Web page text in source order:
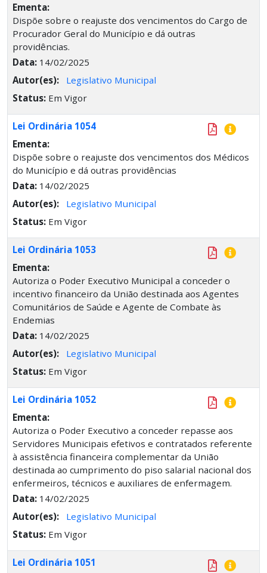
Ementa:
Dispõe sobre o reajuste dos vencimentos do Cargo de
Procurador Geral do Município e dá outras
providências.
Data: 14/02/2025
Autor(es):
Legislativo Municipal
Status: Em Vigor
Lei Ordinária 1054
Ementa:
Dispõe sobre o reajuste dos vencimentos dos Médicos
do Município e dá outras providências
Data: 14/02/2025
Autor(es):
Legislativo Municipal
Status: Em Vigor
Lei Ordinária 1053
Ementa:
Autoriza o Poder Executivo Municipal a conceder o
incentivo financeiro da União destinada aos Agentes
Comunitários de Saúde e Agente de Combate às
Endemias
Data: 14/02/2025
Autor(es):
Legislativo Municipal
Status: Em Vigor
Lei Ordinária 1052
Ementa:
Autoriza o Poder Executivo a conceder repasse aos
Servidores Municipais efetivos e contratados referente
à assistência financeira complementar da União
destinada ao cumprimento do piso salarial nacional dos
enfermeiros, técnicos e auxiliares de enfermagem.
Data: 14/02/2025
Autor(es):
Legislativo Municipal
Status: Em Vigor
Lei Ordinária 1051